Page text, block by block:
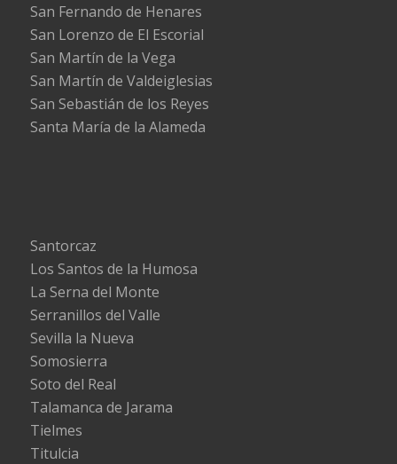
San Fernando de Henares
San Lorenzo de El Escorial
San Martín de la Vega
San Martín de Valdeiglesias
San Sebastián de los Reyes
Santa María de la Alameda
Santorcaz
Los Santos de la Humosa
La Serna del Monte
Serranillos del Valle
Sevilla la Nueva
Somosierra
Soto del Real
Talamanca de Jarama
Tielmes
Titulcia